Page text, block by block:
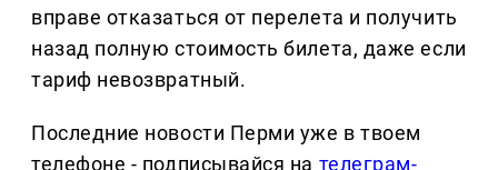
вправе отказаться от перелета и получить
назад полную стоимость билета, даже если
тариф невозвратный.
Последние новости Перми уже в твоем
телефоне - подписывайся на телеграм-